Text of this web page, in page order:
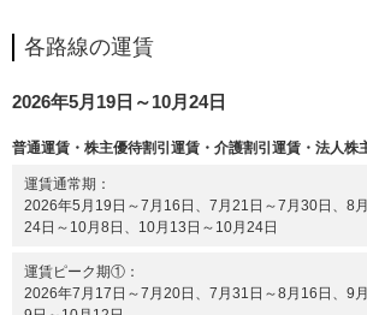
各路線の運賃
2026年5月19日～10月24日
普通運賃・株主優待割引運賃・介護割引運賃・法人株
運賃通常期
2026年5月19日～7月16日、7月21日～7月30日、8
24日～10月8日、10月13日～10月24日
運賃ピーク期①
2026年7月17日～7月20日、7月31日～8月16日、9